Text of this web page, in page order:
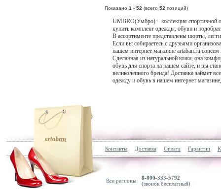
Показано 1 - 52 (всего 52 позиций)
UMBRO(Умбро) – коллекция спортивной
купить комплект одежды, обуви и
В ассортименте представлены шорты,
Если вы собираетесь с друзьями
нашем интернет магазине artaban.ru
Сделанная из натуральной кожи, она
обувь для спорта на нашем сайте, и вы
великолепного бренда! Доставка займет
одежду и обувь в нашем интернет
Контакты Доставка Оплата Гарантии
Все регионы
8-800-333-5792
(звонок бесплатный)